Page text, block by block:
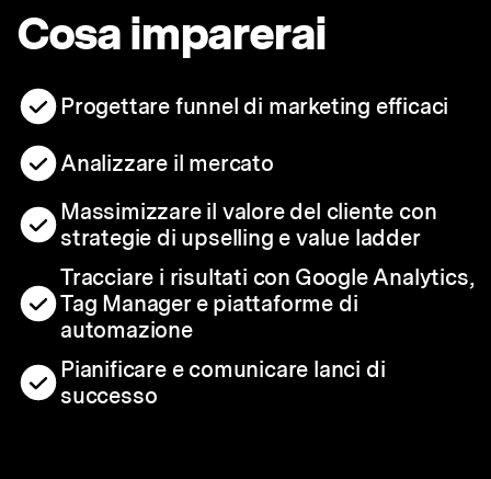
Cosa imparerai
Progettare funnel di marketing efficaci
Analizzare il mercato
Massimizzare il valore del cliente con
strategie di upselling e value ladder
Tracciare i risultati con Google Analytics,
Tag Manager e piattaforme di
automazione
Pianificare e comunicare lanci di
successo